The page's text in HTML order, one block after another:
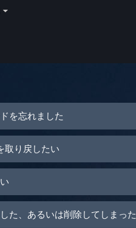
を忘れました
取り戻したい
た、あるいは削除してしまった